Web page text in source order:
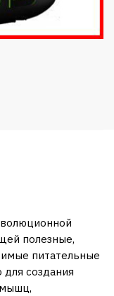
полезные,
питательные
создания